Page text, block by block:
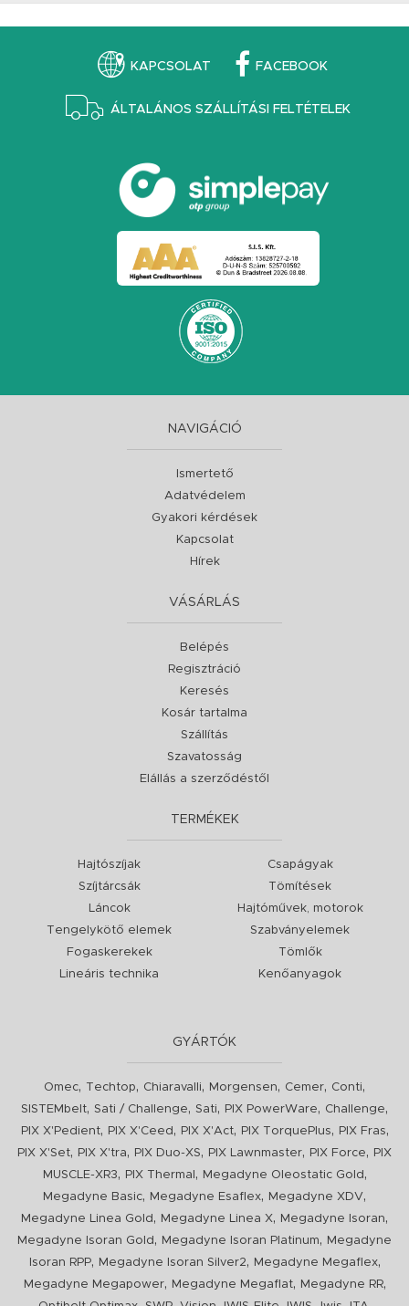
KAPCSOLAT FACEBOOK
ÁLTALÁNOS SZÁLLÍTÁSI FELTÉTELEK
NAVIGÁCIÓ
Ismertető
Adatvédelem
Gyakori kérdések
Kapcsolat
Hírek
VÁSÁRLÁS
Belépés
Regisztráció
Keresés
Kosár tartalma
Szállítás
Szavatosság
Elállás a szerződéstől
TERMÉKEK
Hajtószíjak
Szíjtárcsák
Láncok
Tengelykötő elemek
Fogaskerekek
Lineáris technika
Csapágyak
Tömítések
Hajtóművek, motorok
Szabványelemek
Tömlők
Kenőanyagok
GYÁRTÓK
Omec, Techtop, Chiaravalli, Morgensen, Cemer, Conti,
SISTEMbelt, Sati / Challenge, Sati, PIX PowerWare, Challenge,
PIX X'Pedient, PIX X'Ceed , PIX X'Act, PIX TorquePlus, PIX Fras,
PIX X'Set, PIX X'tra, PIX Duo-XS, PIX Lawnmaster, PIX Force,
PIX
MUSCLE-XR3, PIX Thermal , Megadyne Oleostatic Gold ,
Megadyne Basic, Megadyne Esaflex, Megadyne XDV,
Megadyne Linea Gold , Megadyne Linea X, Megadyne Isoran,
Megadyne Isoran Gold , Megadyne Isoran Platinum,
Megadyne
Isoran RPP, Megadyne Isoran Silver2, Megadyne Megaflex,
Megadyne Megapower, Megadyne Megaflat, Megadyne RR,